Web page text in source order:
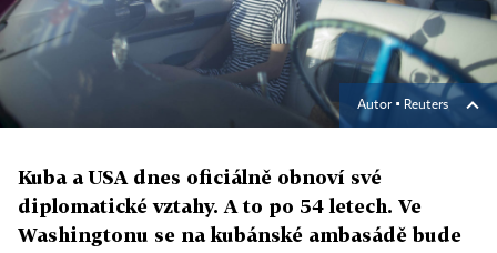
Autor ▪ Reuters
Kuba a USA dnes oficiálně obnoví své
diplomatické vztahy. A to po 54 letech. Ve
Washingtonu se na kubánské ambasádě bude